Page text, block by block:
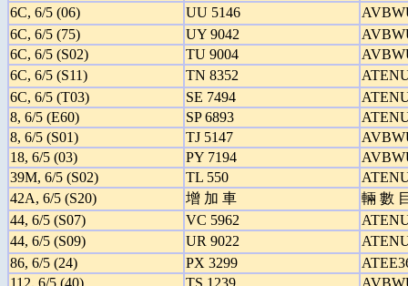
6C, 6/5 (06)
UU 5146
6C, 6/5 (75)
UY 9042
6C, 6/5 (S02)
TU 9004
6C, 6/5 (S11)
TN 8352
6C, 6/5 (T03)
SE 7494
8, 6/5 (E60)
SP 6893
8, 6/5 (S01)
TJ 5147
18, 6/5 (03)
PY 7194
39M, 6/5 (S02)
TL 550
42A, 6/5 (S20)
增 加 車
輛 數
44, 6/5 (S07)
VC 5962
44, 6/5 (S09)
UR 9022
86, 6/5 (24)
PX 3299
112, 6/5 (40)
TS 1239